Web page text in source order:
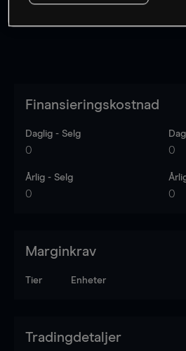
Finansieringskostnad
Daglig - Selg
0 0
Årlig - Selg
0 0
Marginkrav
Tier Enheter
Tradingdetaljer